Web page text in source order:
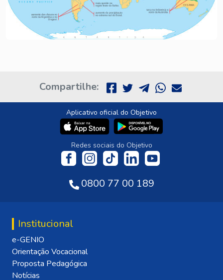
Compartilhe:
Aplicativo oficial do Objetivo
Redes sociais do Objetivo
0800 77 00 189
Institucional
e-GENIO
Orientação Vocacional
Proposta Pedagógica
Notícias